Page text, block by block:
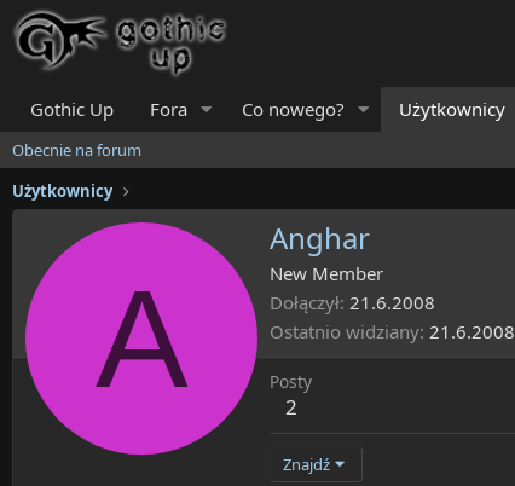
Gothic Up Fora Co nowego? Użytkownicy
Obecnie na forum
Użytkownicy
A
Anghar
New Member
Dołączył 21.6.2008
Ostatnio widziany 21.6.2008
Posty
2
Znajdź